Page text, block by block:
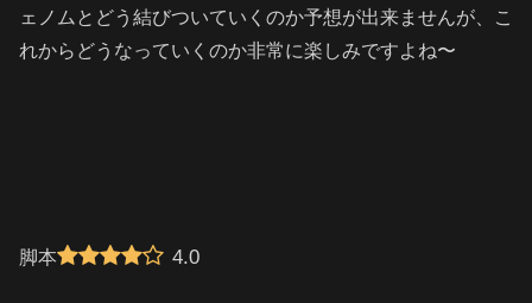
ェノムとどう結びついていくのか予想が出来ませんが、こ
れからどうなっていくのか非常に楽しみですよね〜
脚本 4.0